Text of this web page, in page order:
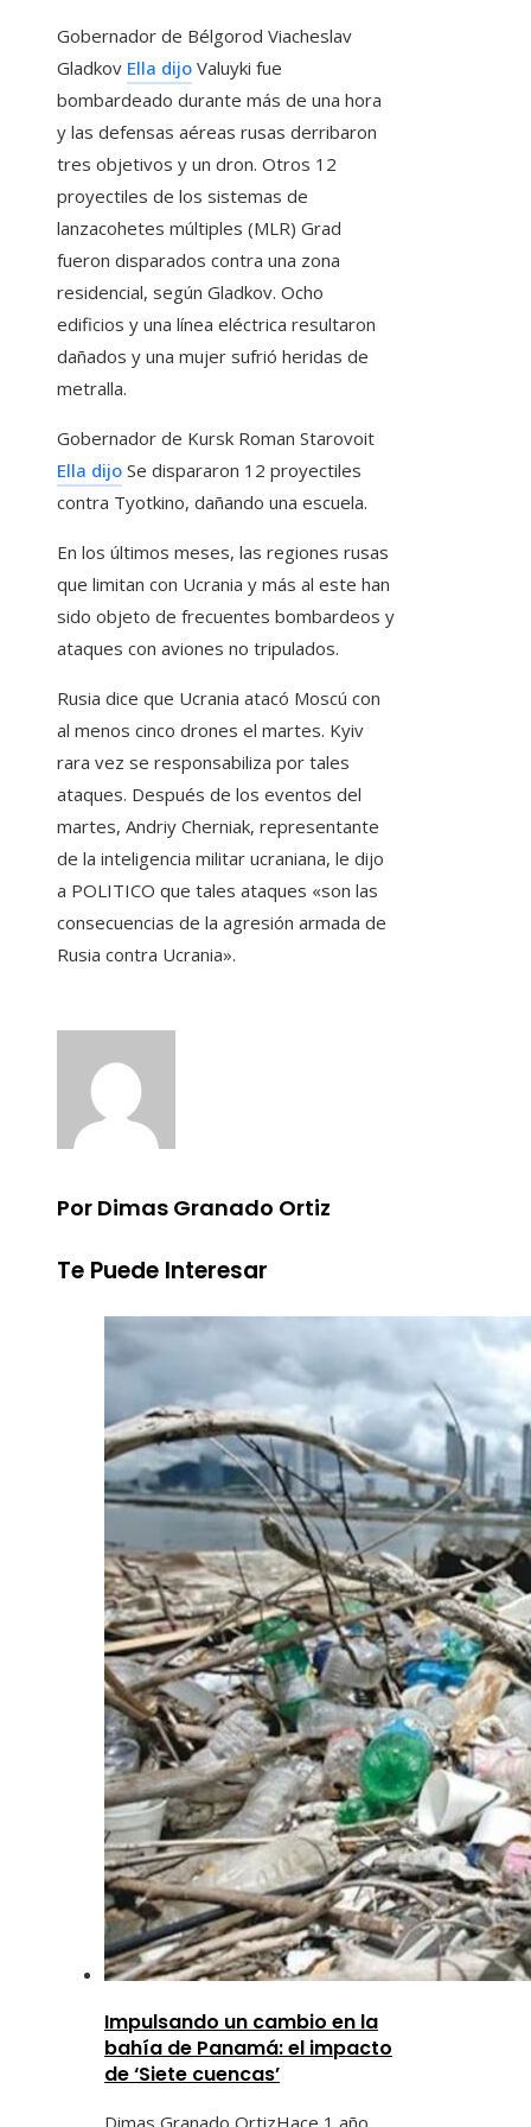
Gobernador de Bélgorod Viacheslav
Gladkov Ella dijo Valuyki fue
bombardeado durante más de una hora
y las defensas aéreas rusas derribaron
tres objetivos y un dron. Otros 12
proyectiles de los sistemas de
lanzacohetes múltiples (MLR) Grad
fueron disparados contra una zona
residencial, según Gladkov. Ocho
edificios y una línea eléctrica resultaron
dañados y una mujer sufrió heridas de
metralla.
Gobernador de Kursk Roman Starovoit
Ella dijo Se dispararon 12 proyectiles
contra Tyotkino, dañando una escuela.
En los últimos meses, las regiones rusas
que limitan con Ucrania y más al este han
sido objeto de frecuentes bombardeos y
ataques con aviones no tripulados.
Rusia dice que Ucrania atacó Moscú con
al menos cinco drones el martes. Kyiv
rara vez se responsabiliza por tales
ataques. Después de los eventos del
martes, Andriy Cherniak, representante
de la inteligencia militar ucraniana, le dijo
a POLITICO que tales ataques «son las
consecuencias de la agresión armada de
Rusia contra Ucrania».
Por Dimas Granado Ortiz
Te Puede Interesar
Impulsando un cambio en la
bahía de Panamá: el impacto
de ‘Siete cuencas’
Dimas Granado OrtizHace 1 año